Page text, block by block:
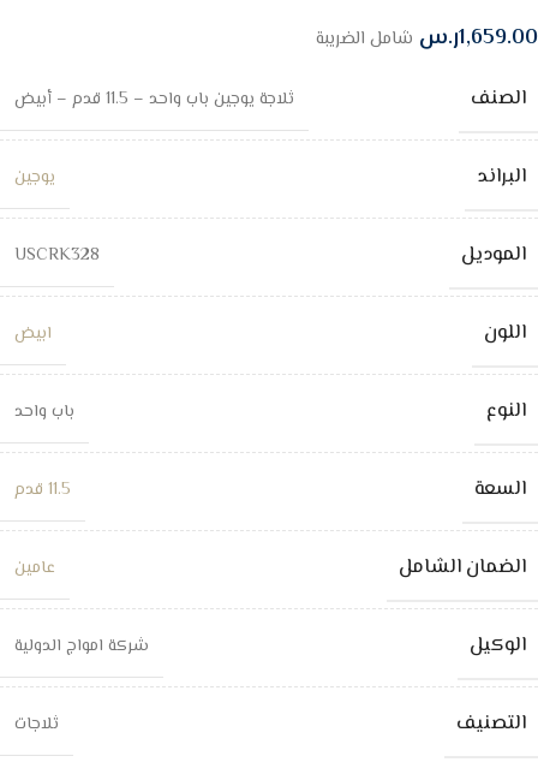
1,659.00ر.س شامل الضريبة
الصنف ثلاجة يوجين باب واحد – 11.5 قدم – أبيض
البراند يوجين
الموديل USCRK328
اللون ابيض
النوع باب واحد
السعة 11.5 قدم
الضمان الشامل عامين
الوكيل شركة امواج الدولية
التصنيف ثلاجات